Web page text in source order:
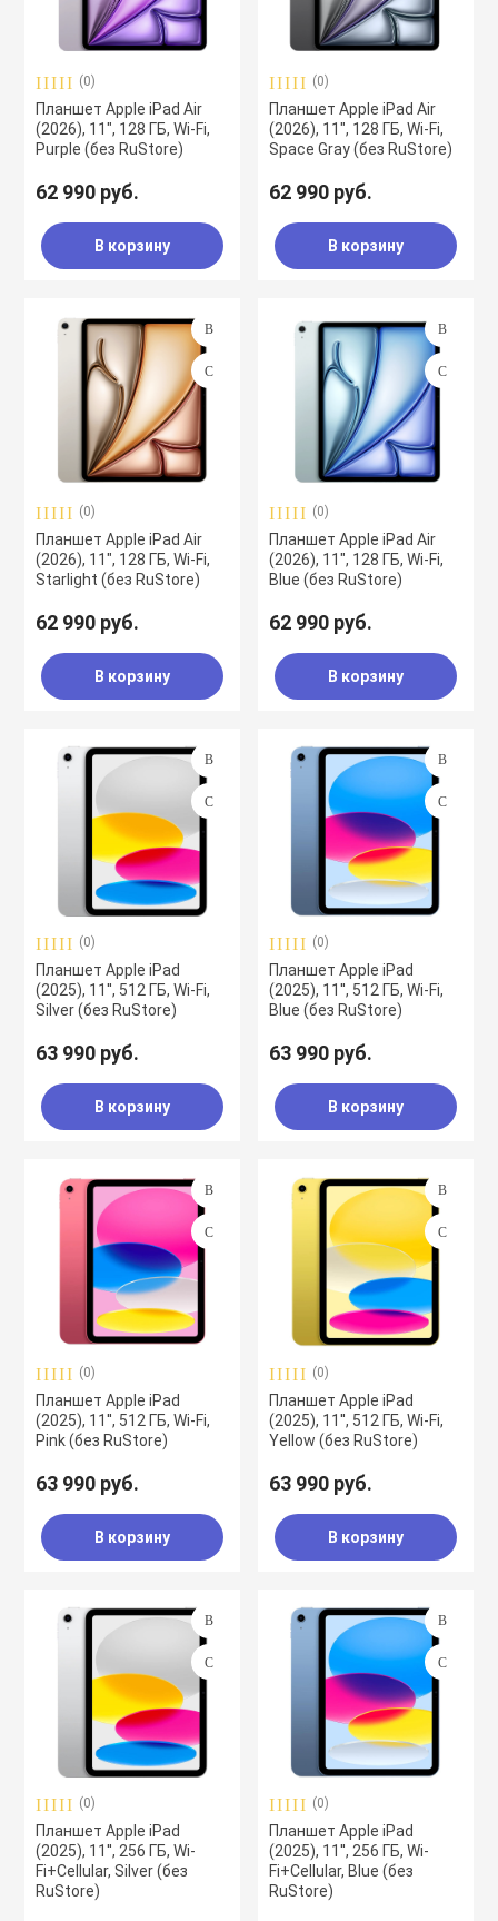
(0)
Планшет Apple iPad Air
(2026), 11", 128 ГБ, Wi-Fi,
Purple (без RuStore)
62 990 руб.
В корзину
(0)
Планшет Apple iPad Air
(2026), 11", 128 ГБ, Wi-Fi,
Space Gray (без RuStore)
62 990 руб.
В корзину
(0)
Планшет Apple iPad Air
(2026), 11", 128 ГБ, Wi-Fi,
Starlight (без RuStore)
62 990 руб.
В корзину
(0)
Планшет Apple iPad Air
(2026), 11", 128 ГБ, Wi-Fi,
Blue (без RuStore)
62 990 руб.
В корзину
(0)
Планшет Apple iPad
(2025), 11'', 512 ГБ, Wi-Fi,
Silver (без RuStore)
63 990 руб.
В корзину
(0)
Планшет Apple iPad
(2025), 11'', 512 ГБ, Wi-Fi,
Blue (без RuStore)
63 990 руб.
В корзину
(0)
Планшет Apple iPad
(2025), 11'', 512 ГБ, Wi-Fi,
Pink (без RuStore)
63 990 руб.
В корзину
(0)
Планшет Apple iPad
(2025), 11'', 512 ГБ, Wi-Fi,
Yellow (без RuStore)
63 990 руб.
В корзину
(0)
Планшет Apple iPad
(2025), 11'', 256 ГБ, Wi-
Fi+Cellular, Silver (без
RuStore)
(0)
Планшет Apple iPad
(2025), 11'', 256 ГБ, Wi-
Fi+Cellular, Blue (без
RuStore)